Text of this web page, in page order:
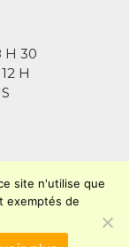
H 30
H
!
site n'utilise que
exemptés de